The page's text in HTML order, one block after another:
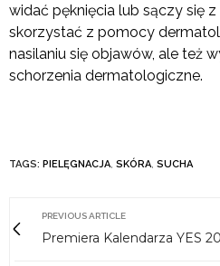
widać pęknięcia lub sączy się
skorzystać z pomocy
nasilaniu się objawów, ale też
schorzenia dermatologiczne.
TAGS: PIELĘGNACJA, SKÓRA, SUCHA
PREVIOUS ARTICLE
Premiera Kalendarza YES